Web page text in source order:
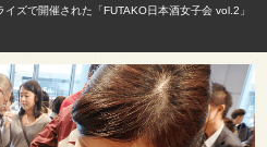
ズで開催された「FUTAKO日本酒女子会 vol.2」